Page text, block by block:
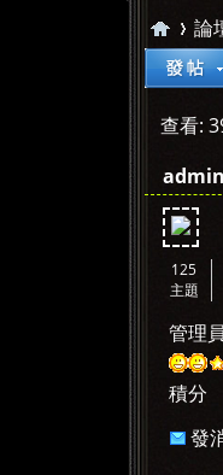
»
論
查看:
admin
125
主題
管理員
積分
發